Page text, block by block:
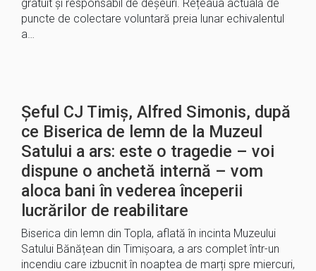
gratuit și responsabil de deșeuri. Rețeaua actuală de
puncte de colectare voluntară preia lunar echivalentul
a…
Șeful CJ Timiș, Alfred Simonis, după
ce Biserica de lemn de la Muzeul
Satului a ars: este o tragedie – voi
dispune o anchetă internă – vom
aloca bani în vederea începerii
lucrărilor de reabilitare
Biserica din lemn din Topla, aflată în incinta Muzeului
Satului Bănățean din Timișoara, a ars complet într-un
incendiu care izbucnit în noaptea de marți spre miercuri,